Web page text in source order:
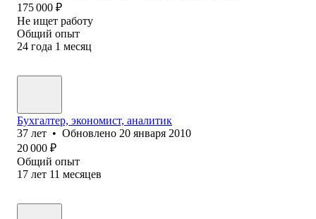
175 000 ₽
Не ищет работу
Общий опыт
24 года 1 месяц
Бухгалтер, экономист, аналитик
37 лет • Обновлено 20 января 2010
20 000 ₽
Общий опыт
17 лет 11 месяцев